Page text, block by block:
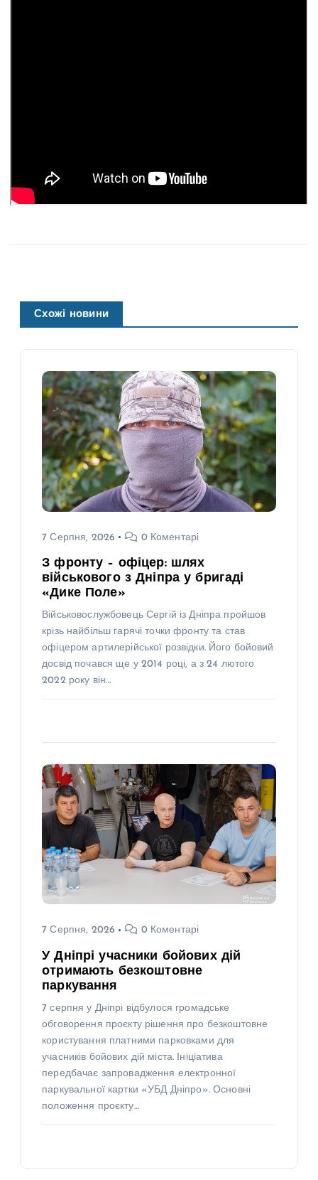
Схожі новини
7 Серпня, 2026 0 Коментарі
З фронту – офіцер: шлях
військового з Дніпра у бригаді
«Дике Поле»
Військовослужбовець Сергій із Дніпра пройшов
крізь найбільш гарячі точки фронту та став
офіцером артилерійської розвідки. Його бойовий
досвід почався ще у 2014 році, а з 24 лютого
2022 року він…
7 Серпня, 2026 0 Коментарі
У Дніпрі учасники бойових дій
отримають безкоштовне
паркування
7 серпня у Дніпрі відбулося громадське
обговорення проєкту рішення про безкоштовне
користування платними парковками для
учасників бойових дій міста. Ініціатива
передбачає запровадження електронної
паркувальної картки «УБД Дніпро». Основні
положення проєкту…